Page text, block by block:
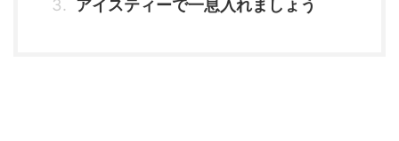
アイスティーで一息入れましょう